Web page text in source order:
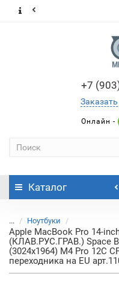
+7
Онлайн -
Каталог
... Ноутбуки
Apple MacBook Pro 14-
(КЛАВ.РУС.ГРАВ.) Space
(3024x1964) M4 Pro 12C
переходника на EU